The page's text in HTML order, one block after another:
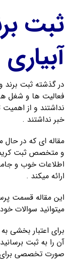
ثبت
آبیاری
در گذشته ثبت
فعالیت ها و شغل
نداشتند و از
خبر نداشتند .
مقاله ای که در
و متخصص ثبت
اطلاعات خوب و
ارائه میکند .
این مقاله قسمت
میتوانید سوالات
برای اعتبار
صورت تخصصی برای شما